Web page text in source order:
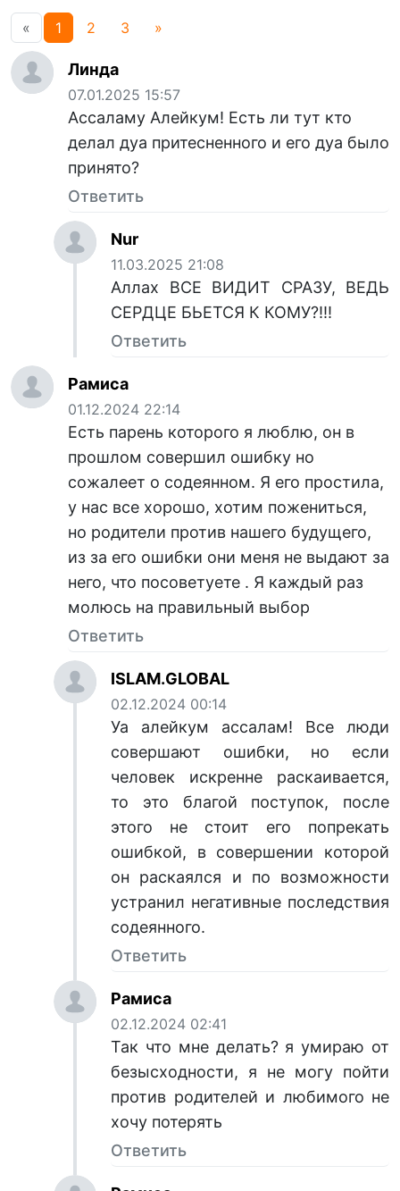
« 1 2 3 »
Линда
07.01.2025 15:57
Ассаламу Алейкум! Есть ли тут кто
делал дуа притесненного и его дуа было
принято?
Ответить
Nur
11.03.2025 21:08
Аллах ВСЕ ВИДИТ СРАЗУ, ВЕДЬ
СЕРДЦЕ БЬЕТСЯ К КОМУ?!!!
Ответить
Рамиса
01.12.2024 22:14
Есть парень которого я люблю, он в
прошлом совершил ошибку но
сожалеет о содеянном. Я его простила,
у нас все хорошо, хотим пожениться,
но родители против нашего будущего,
из за его ошибки они меня не выдают за
него, что посоветуете . Я каждый раз
молюсь на правильный выбор
Ответить
ISLAM.GLOBAL
02.12.2024 00:14
Уа алейкум ассалам! Все люди
совершают ошибки, но если
человек искренне раскаивается,
то это благой поступок, после
этого не стоит его попрекать
ошибкой, в совершении которой
он раскаялся и по возможности
устранил негативные последствия
содеянного.
Ответить
Рамиса
02.12.2024 02:41
Так что мне делать? я умираю от
безысходности, я не могу пойти
против родителей и любимого не
хочу потерять
Ответить